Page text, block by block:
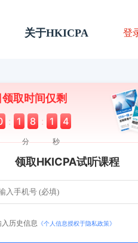
关于HKICPA 登
取时间仅剩
: 1 8 : 1 3
分 秒
领取HKICPA试听课程
入历史信息 《个人信息授权于隐私政策》